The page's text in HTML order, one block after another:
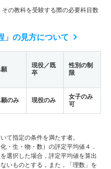
の教科を受験する際の必要科目数
」の見方について
現役／既
卒
性別の制
限
のみ 現役のみ
女子のみ
可
て指定の条件を満たす者。
・生・物・数）の評定平均値４．
選択した場合，評定平均値を算出
いものとする，また，「理数」を